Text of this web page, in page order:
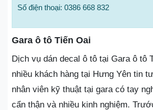
Số điện thoại: 0386 668 832
Gara ô tô Tiến Oai
Dịch vụ dán decal ô tô tại Gara ô tô
nhiều khách hàng tại Hưng Yên tin
nhân viên kỹ thuật tại gara có tay
cẩn thận và nhiều kinh nghiệm.